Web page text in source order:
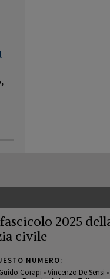
2025
civile
NUMERO:
Corapi • Vincenzo De Sensi